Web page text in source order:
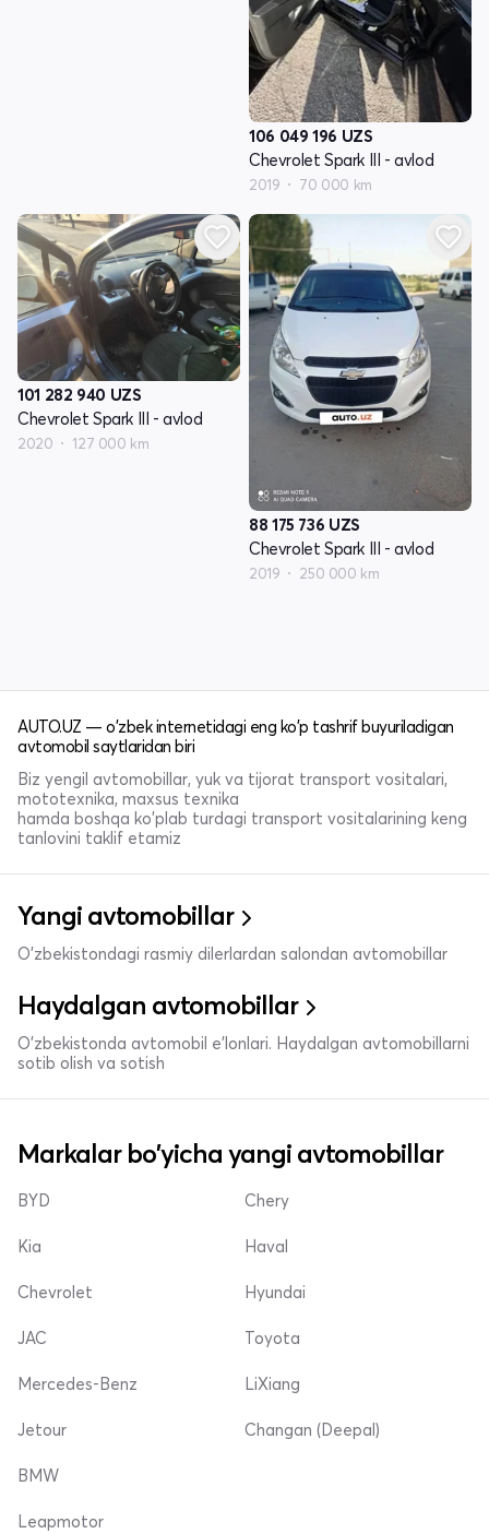
106 049 196 UZS
Chevrolet Spark III - avlod
2019 70 000 km
101 282 940 UZS
Chevrolet Spark III - avlod
2020 127 000 km
88 175 736 UZS
Chevrolet Spark III - avlod
2019 250 000 km
AUTO.UZ — o'zbek internetidagi eng ko'p tashrif buyuriladigan
avtomobil saytlaridan biri
Biz yengil avtomobillar, yuk va tijorat transport vositalari,
mototexnika, maxsus texnika
hamda boshqa ko'plab turdagi transport vositalarining keng
tanlovini taklif etamiz
Yangi avtomobillar
O'zbekistondagi rasmiy dilerlardan salondan avtomobillar
Haydalgan avtomobillar
O'zbekistonda avtomobil e’lonlari. Haydalgan avtomobillarni
sotib olish va sotish
Markalar bo'yicha yangi avtomobillar
BYD
Kia
Chevrolet
Chery
Haval
Hyundai
JAC
Mercedes-Benz
Jetour
Toyota
LiXiang
Changan (Deepal)
BMW
Leapmotor